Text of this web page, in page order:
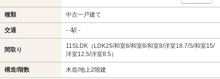
種類 中古一戸建て
交通 - -駅 -
間取り
11SLDK（LDK25/和室8/和室8/和室8/洋室18.7/S/和室15/
洋室12.5/洋室8.5）
構造/階数 木造/地上2階建